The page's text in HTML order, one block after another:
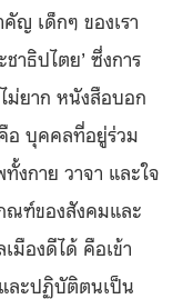
ญ เด็กๆ ของเรา
าธิปไตย’ ซึ่งการ
ม่ยาก หนังสือบอก
อ บุคคลที่อยู่ร่วม
งกาย วาจา และใจ
ณฑ์ของสังคมและ
มืองดีได้ คือเข้า
ละปฏิบัติตนเป็น